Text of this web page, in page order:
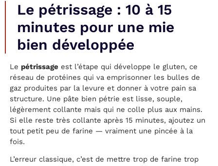
Le pétrissage : 10 à 15
minutes pour une mie
bien développée
Le pétrissage est l’étape qui développe le gluten, ce
réseau de protéines qui va emprisonner les bulles de
gaz produites par la levure et donner à votre pain sa
structure. Une pâte bien pétrie est lisse, souple,
légèrement collante mais qui ne colle plus aux mains.
Si elle reste très collante après 15 minutes, ajoutez un
tout petit peu de farine — vraiment une pincée à la
fois.
L’erreur classique, c’est de mettre trop de farine trop